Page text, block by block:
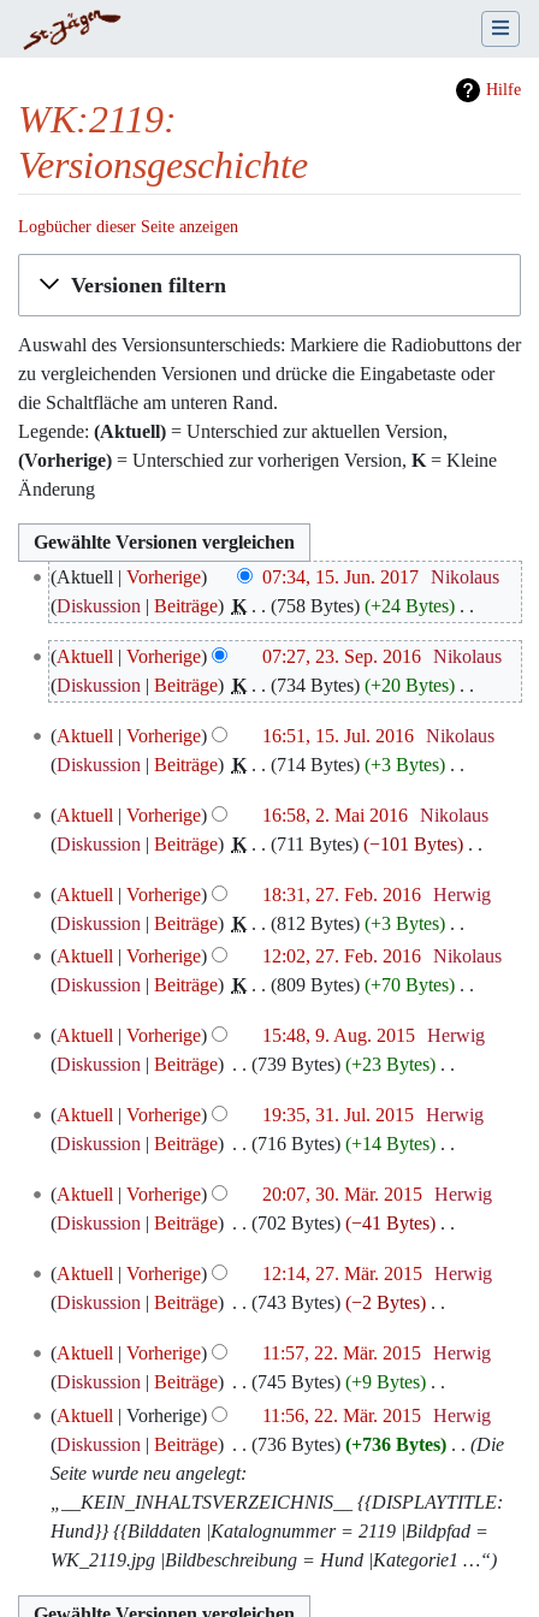
Hilfe
WK:2119:
Versionsgeschichte
Logbücher dieser Seite anzeigen
Wechseln zu:Navigation,Suche
Versionen filtern
Auswahl des Versionsunterschieds: Markiere die Radiobuttons der
zu vergleichenden Versionen und drücke die Eingabetaste oder
die Schaltfläche am unteren Rand.
Legende: (Aktuell) = Unterschied zur aktuellen Version,
(Vorherige) = Unterschied zur vorherigen Version, K = Kleine
Änderung
15.
Juni
2017
Aktuell Vorherige 07:34, 15. Jun. 2017‎ Nikolaus
Diskussion
Beiträge K 758 Bytes +24 Bytes ‎
e
i
e
B
e
a
b
e
i
t
n
g
z
u
a
m
m
e
f
a
s
s
u
g
23.
September
2016
Aktuell Vorherige 07:27, 23. Sep. 2016‎ Nikolaus
Diskussion
Beiträge K 734 Bytes +20 Bytes ‎
e
i
e
B
e
a
b
e
i
t
n
g
z
u
a
m
m
e
n
f
a
s
u
g
15.
Aktuell Vorherige 16:51, 15. Jul. 2016‎ Nikolaus
Diskussion
Beiträge K 714 Bytes +3 Bytes ‎
e
i
e
B
e
a
b
e
i
t
n
g
z
u
a
m
m
e
n
f
a
s
s
2.
Mai
Aktuell Vorherige 16:58, 2. Mai 2016‎ Nikolaus
Diskussion
Beiträge K 711 Bytes −101 Bytes ‎
e
i
n
e
e
a
b
e
i
t
n
g
z
u
s
a
m
m
e
n
f
27.
Februar
2016
Aktuell Vorherige 18:31, 27. Feb. 2016‎ Herwig
Diskussion
Beiträge K 812 Bytes +3 Bytes ‎
K
e
n
e
e
a
b
e
i
t
n
g
s
z
u
a
m
Aktuell Vorherige 12:02, 27. Feb. 2016‎ Nikolaus
Diskussion
Beiträge K 809 Bytes +70 Bytes ‎
e
i
e
B
e
a
b
e
t
u
n
g
s
z
u
s
9.
August
Aktuell Vorherige 15:48, 9. Aug. 2015‎ Herwig
Diskussion
Beiträge 739 Bytes +23 Bytes ‎
e
i
e
B
e
a
b
e
i
t
u
g
s
u
31.
Aktuell Vorherige 19:35, 31. Jul. 2015‎ Herwig
Diskussion
Beiträge 716 Bytes +14 Bytes ‎
e
i
e
B
e
a
b
e
t
30.
März
Aktuell Vorherige 20:07, 30. Mär. 2015‎ Herwig
Diskussion
Beiträge 702 Bytes −41 Bytes ‎
e
i
e
B
e
a
r
b
e
i
t
27.
März
Aktuell Vorherige 12:14, 27. Mär. 2015‎ Herwig
Diskussion
Beiträge 743 Bytes −2 Bytes ‎
e
i
n
e
B
e
a
r
22.
März
2015
Aktuell Vorherige 11:57, 22. Mär. 2015‎ Herwig
Diskussion
Beiträge 745 Bytes +9 Bytes ‎
K
e
i
e
B
a
Aktuell Vorherige 11:56, 22. Mär. 2015‎ Herwig
Diskussion
Beiträge 736 Bytes +736 Bytes ‎
Die
Seite wurde neu angelegt:
„__KEIN_INHALTSVERZEICHNIS__ {{DISPLAYTITLE:
Hund}} {{Bilddaten |Katalognummer = 2119 |Bildpfad =
WK_2119.jpg |Bildbeschreibung = Hund |Kategorie1 …“